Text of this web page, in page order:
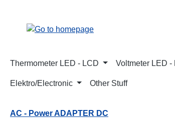
Thermometer LED - LCD Voltmeter LED -
Elektro/Electronic Other Stuff
AC - Power ADAPTER DC